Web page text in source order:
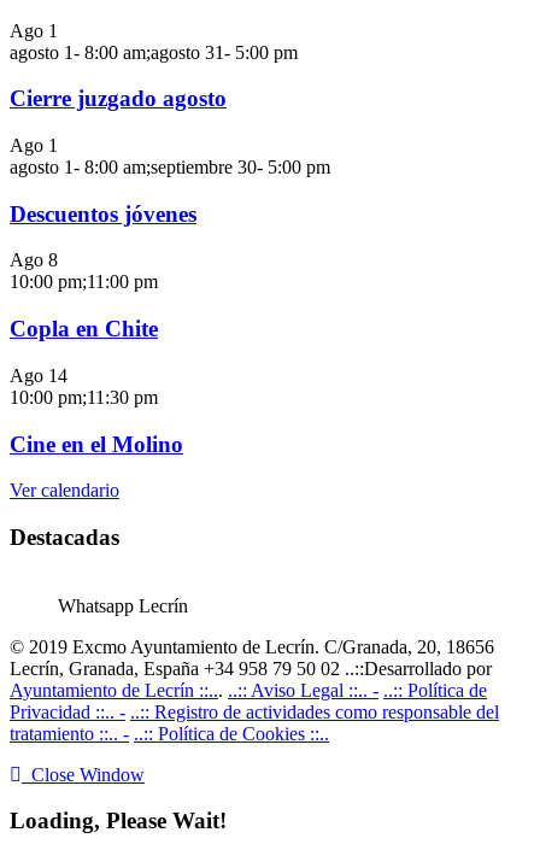
Ago 1
agosto 1- 8:00 am;agosto 31- 5:00 pm
Cierre juzgado agosto
Ago 1
agosto 1- 8:00 am;septiembre 30- 5:00 pm
Descuentos jóvenes
Ago 8
10:00 pm;11:00 pm
Copla en Chite
Ago 14
10:00 pm;11:30 pm
Cine en el Molino
Ver calendario
Destacadas
Whatsapp Lecrín
© 2019 Excmo Ayuntamiento de Lecrín. C/Granada, 20, 18656
Lecrín, Granada, España +34 958 79 50 02 ..::Desarrollado por
Ayuntamiento de Lecrín ::... ..:: Aviso Legal ::.. - ..:: Política de
Privacidad ::.. - ..:: Registro de actividades como responsable del
tratamiento ::.. - ..:: Política de Cookies ::..
Close Window
Loading, Please Wait!